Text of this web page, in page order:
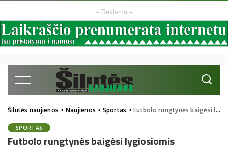
– Reklama –
Šilutės naujienos > Naujienos > Sportas >Futbolo rungtynės baigėsi lygiosiomis
SPORTAS
Futbolo rungtynės baigėsi lygiosiomis